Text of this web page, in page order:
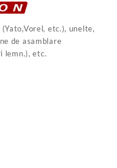
etc.), unelte,
de asamblare
lemn.), etc.